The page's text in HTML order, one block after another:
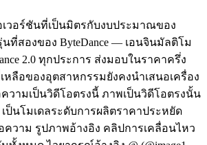
อเวอร์ชันที่เป็นมิตรกับงบประมาณของ
ที่สองของ ByteDance — เอนจินมัลติโม
2.0 ทุกประการ ส่งมอบในราคาครึ่ง
ลือของอุตสาหกรรมยังคงนำเสนอเครื่อง
วามเป็นวิดีโอตรงนี้ ภาพเป็นวิดีโอตรงนั้น
เป็นโมเดลระดับการผลิตราคาประหยัด
วาม รูปภาพอ้างอิง คลิปการเคลื่อนไหว